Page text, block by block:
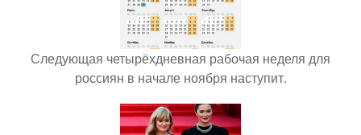
Следующая четырёхдневная рабочая неделя для
россиян в начале ноября наступит.